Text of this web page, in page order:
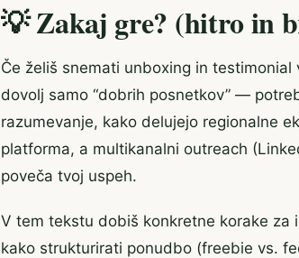
💡 Zakaj gre? (hitro in
Če želiš snemati unboxing in
dovolj samo “dobrih posnetkov” —
razumevanje, kako delujejo regionalne
platforma, a multikanalni outreach
poveča tvoj uspeh.
V tem tekstu dobiš konkretne korake za
kako strukturirati ponudbo (freebie vs.